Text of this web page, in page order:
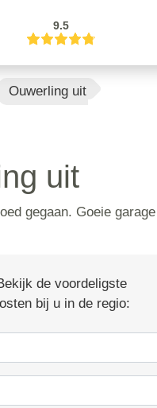
9.5
Ouwerling uit
uit
gegaan. Goeie
de voordeligste
bij u in de regio: